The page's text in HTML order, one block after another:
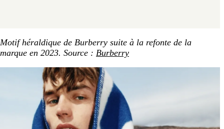
Motif héraldique de Burberry suite à la refonte de la
marque en 2023. Source : Burberry